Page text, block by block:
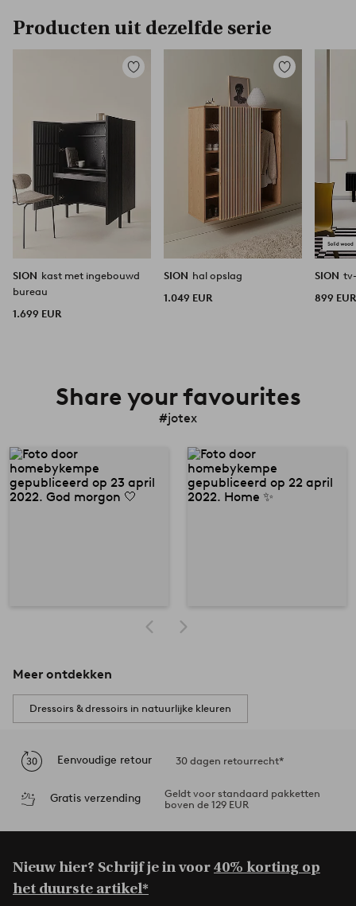
Producten uit dezelfde serie
Toevoegen
SION kast met ingebouwd
bureau
1.699 EUR
Toevoegen
SION hal opslag
1.049 EUR
SION
899 EUR
Share your favourites
#jotex
Meer ontdekken
Dressoirs & dressoirs in natuurlijke kleuren
Eenvoudige retour 30 dagen retourrecht*
Gratis verzending
Geldt voor standaard pakketten
boven de 129 EUR
Nieuw hier? Schrijf je in voor40% korting op
het duurste artikel*